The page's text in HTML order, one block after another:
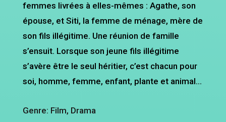
femmes livrées à elles-mêmes : Agathe, son
épouse, et Siti, la femme de ménage, mère de
son fils illégitime. Une réunion de famille
s’ensuit. Lorsque son jeune fils illégitime
s’avère être le seul héritier, c’est chacun pour
soi, homme, femme, enfant, plante et animal…
Genre: Film, Drama